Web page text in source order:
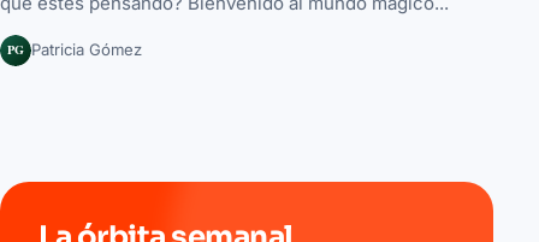
PG Patricia Gómez